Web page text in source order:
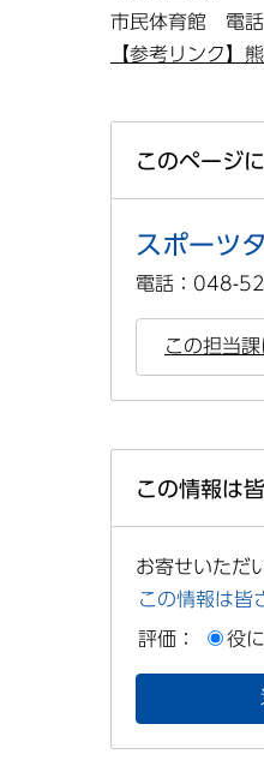
市民体育館 電
【参考リンク】
このページ
スポーツ
電話：048-
この担当
この情報は
お寄せいただ
この情報は皆
評価： 役